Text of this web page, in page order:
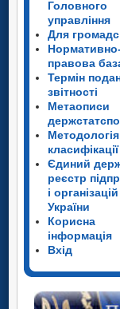
Головного
управління
Для
правова
Термін
звітності
Метаописи
класифікації
Єдиний
реєстр
і організацій
України
Корисна
інформація
Вхід